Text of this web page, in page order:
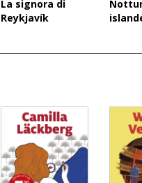
La signora di
Reykjavík